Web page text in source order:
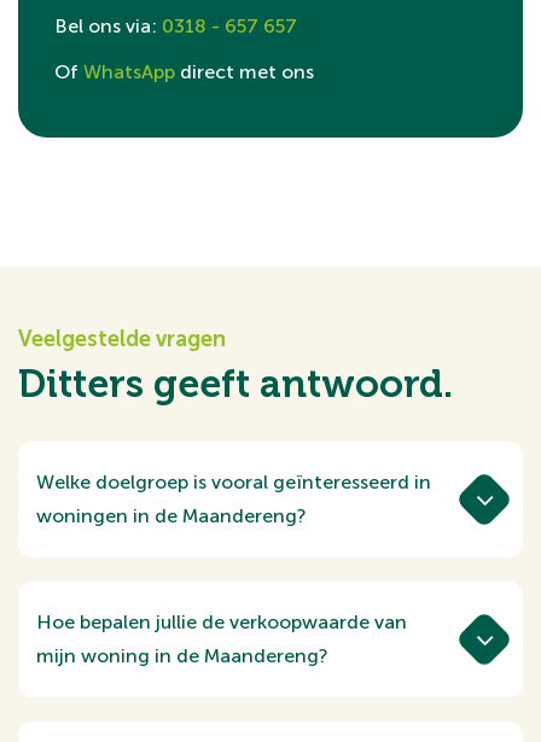
Bel ons via: 0318 - 657 657
Of WhatsApp direct met ons
Veelgestelde vragen
Ditters geeft antwoord.
Welke doelgroep is vooral geïnteresseerd in
woningen in de Maandereng?
gezinnen, doorstromers en stellen die
ruimer willen wonen. Dankzij de nabijheid
Hoe bepalen jullie de verkoopwaarde van
mijn woning in de Maandereng?